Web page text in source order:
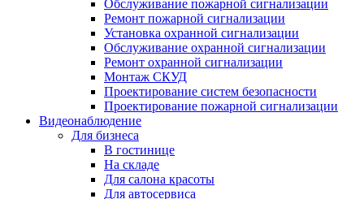
Обслуживание пожарной сигнализации
Ремонт пожарной сигнализации
Установка охранной сигнализации
Обслуживание охранной сигнализации
Ремонт охранной сигнализации
Монтаж СКУД
Проектирование систем безопасности
Проектирование пожарной сигнализации
Видеонаблюдение
Для бизнеса
В гостинице
На складе
Для салона красоты
Для автосервиса